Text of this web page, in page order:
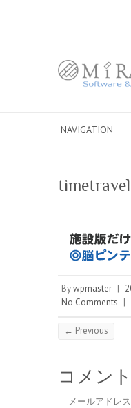
Bywpmaster |
No Comments |
← Previous
コメン
メールアドレ